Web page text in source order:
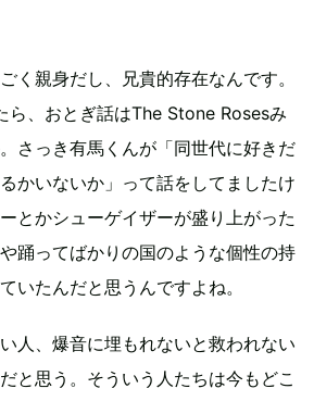
く親身だし、兄貴的存在なんです。
ら、おとぎ話はThe Stone Rosesみ
さっき有馬くんが「同世代に好きだ
かいないか」って話をしてましたけ
とかシューゲイザーが盛り上がった
踊ってばかりの国のような個性の持
いたんだと思うんですよね。
人、爆音に埋もれないと救われない
と思う。そういう人たちは今もどこ